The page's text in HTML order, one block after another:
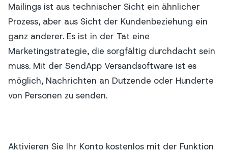
Mailings ist aus technischer Sicht ein ähnlicher
Prozess, aber aus Sicht der Kundenbeziehung ein
ganz anderer. Es ist in der Tat eine
Marketingstrategie, die sorgfältig durchdacht sein
muss. Mit der SendApp Versandsoftware ist es
möglich, Nachrichten an Dutzende oder Hunderte
von Personen zu senden.
Aktivieren Sie Ihr Konto kostenlos mit der Funktion